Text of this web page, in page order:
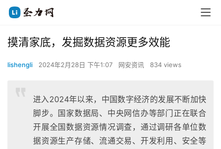
摸清家底，发掘数据资源更多效能
lishengli 2024年2月28日 下午1:07 网安资讯 834 views
进入2024年以来，中国数字经济的发展不断加快
脚步。国家数据局、中央网信办等部门正在联合
开展全国数据资源情况调查，通过调研各单位数
据资源生产存储、流通交易、开发利用、安全等